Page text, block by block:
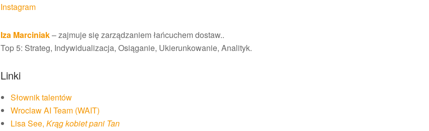
Instagram
Iza Marciniak– zajmuje się zarządzaniem łańcuchem dostaw..
Top 5: Strateg, Indywidualizacja, Osiąganie, Ukierunkowanie, Analityk.
Linki
Słownik talentów
Wroclaw AI Team (WAIT)
Lisa See, Krąg kobiet pani Tan